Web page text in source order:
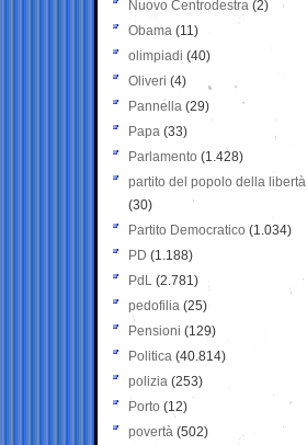
Nuovo Centrodestra (2)
Obama (11)
olimpiadi (40)
Oliveri (4)
Pannella (29)
Papa (33)
Parlamento (1.428)
partito del popolo della libertà
(30)
Partito Democratico (1.034)
PD (1.188)
PdL (2.781)
pedofilia (25)
Pensioni (129)
Politica (40.814)
polizia (253)
Porto (12)
povertà (502)